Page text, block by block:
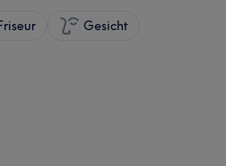
Gesicht